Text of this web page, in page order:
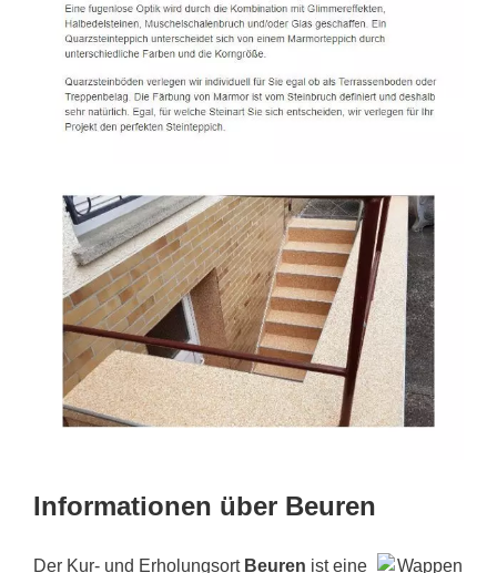
Informationen über Beuren
Der Kur- und Erholungsort Beuren ist eine